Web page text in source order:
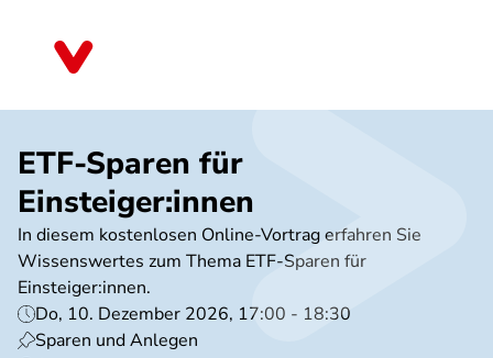
ETF-Sparen für
Einsteiger:innen
In diesem kostenlosen Online-Vortrag erfahren Sie
Wissenswertes zum Thema ETF-Sparen für
Einsteiger:innen.
Do, 10. Dezember 2026, 17:00 - 18:30
Sparen und Anlegen